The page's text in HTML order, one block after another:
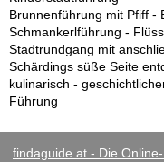
Brunnenführung mit Pfiff -
Schmankerlführung -
Stadtrundgang mit
Schärdings süße Seite
kulinarisch -
Führung
findaguide.at - Die